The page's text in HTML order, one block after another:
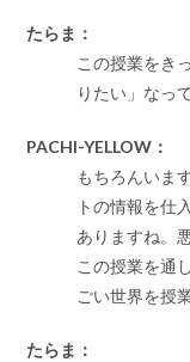
たらま：
この授業をき
りたい」なっ
PACHI-YELLOW：
もちろんいま
トの情報を仕
ありますね。
この授業を通
ごい世界を授
たらま：